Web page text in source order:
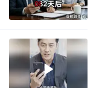
口对准中国记者
构建更高水平的全民健身公共服务体系